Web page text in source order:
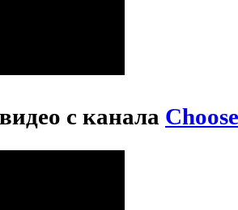
с канала